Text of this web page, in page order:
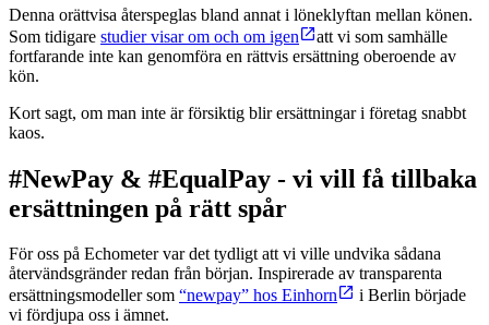
Denna orättvisa återspeglas bland annat i löneklyftan mellan könen.
Som tidigare studier visar om och om igen
att vi som samhälle
fortfarande inte kan genomföra en rättvis ersättning oberoende av
kön.
Kort sagt, om man inte är försiktig blir ersättningar i företag snabbt
kaos.
#NewPay & #EqualPay - vi vill få tillbaka
ersättningen på rätt spår
För oss på Echometer var det tydligt att vi ville undvika sådana
återvändsgränder redan från början. Inspirerade av transparenta
ersättningsmodeller som “newpay” hos Einhorn
i Berlin började
vi fördjupa oss i ämnet.